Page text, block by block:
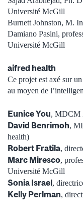
Université McGill
Burnett Johnston, M.
Damiano Pasini,
Université McGill
aifred health
Ce projet est axé sur
au moyen de
EuniceYou, MDCM
David Benrimoh,
health)
Robert Fratila,
Marc Miresco,
Université McGill
Sonia Israel,
Kelly Perlman,